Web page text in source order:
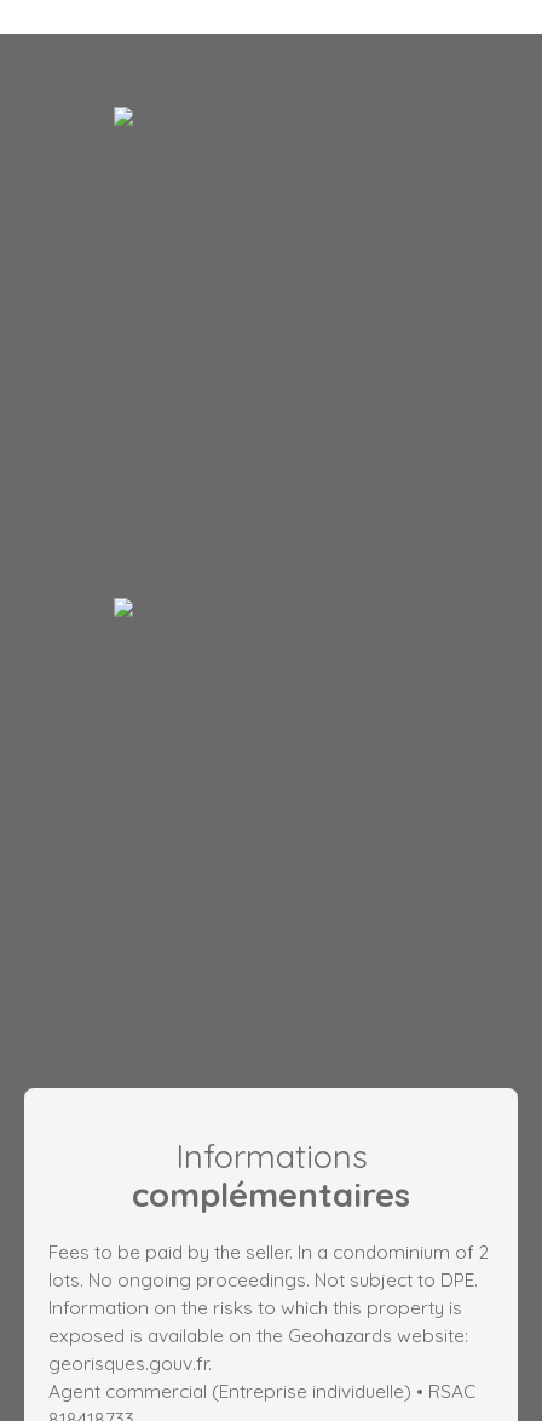
Informations
complémentaires
Fees to be paid by the seller. In a condominium of 2
lots. No ongoing proceedings. Not subject to DPE.
Information on the risks to which this property is
exposed is available on the Geohazards website:
georisques.gouv.fr.
Agent commercial (Entreprise individuelle) • RSAC